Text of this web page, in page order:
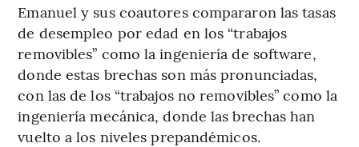
Emanuel y sus coautores compararon las tasas
de desempleo por edad en los “trabajos
removibles” como la ingeniería de software,
donde estas brechas son más pronunciadas,
con las de los “trabajos no removibles” como la
ingeniería mecánica, donde las brechas han
vuelto a los niveles prepandémicos.